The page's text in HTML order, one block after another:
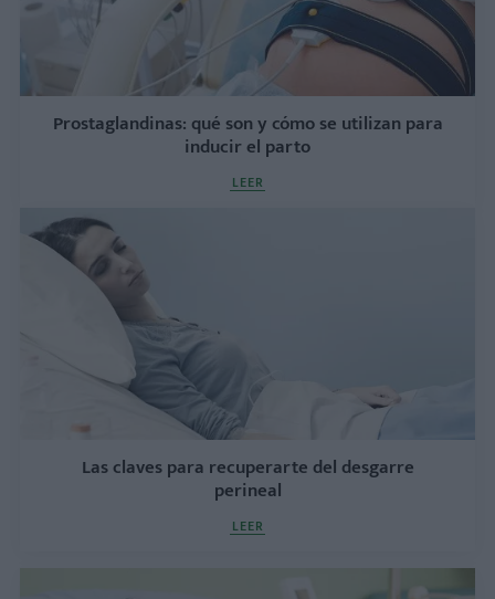
Prostaglandinas: qué son y cómo se utilizan para
inducir el parto
LEER
Las claves para recuperarte del desgarre
perineal
LEER